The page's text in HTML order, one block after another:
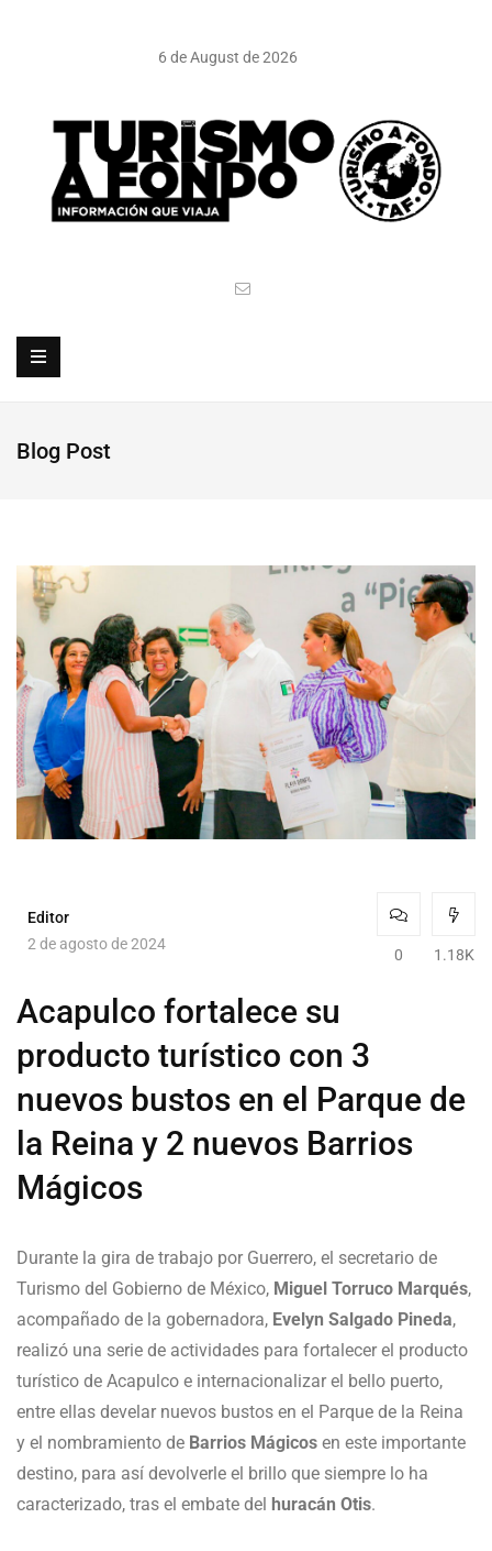
6 de August de 2026
Blog Post
Editor
2 de agosto de 2024
0 1.18K
Acapulco fortalece su
producto turístico con 3
nuevos bustos en el Parque de
la Reina y 2 nuevos Barrios
Mágicos
Durante la gira de trabajo por Guerrero, el secretario de
Turismo del Gobierno de México, Miguel Torruco Marqués,
acompañado de la gobernadora, Evelyn Salgado Pineda,
realizó una serie de actividades para fortalecer el producto
turístico de Acapulco e internacionalizar el bello puerto,
entre ellas develar nuevos bustos en el Parque de la Reina
y el nombramiento de Barrios Mágicos en este importante
destino, para así devolverle el brillo que siempre lo ha
caracterizado, tras el embate del huracán Otis.